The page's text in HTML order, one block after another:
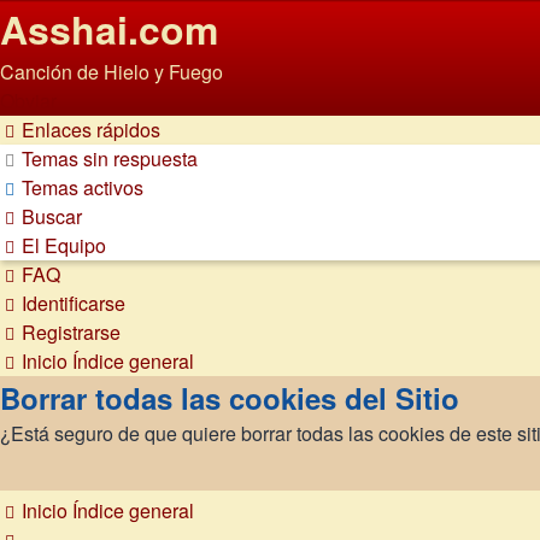
Asshai.com
Canción de Hielo y Fuego
Enlaces rápidos
Temas sin respuesta
Temas activos
Buscar
El Equipo
FAQ
Identificarse
Registrarse
Inicio Índice general
Borrar todas las cookies del Sitio
¿Está seguro de que quiere borrar todas las cookies de este
Inicio Índice general